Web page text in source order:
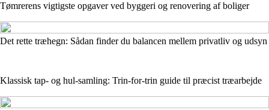
Tømrerens vigtigste opgaver ved byggeri og renovering af boliger
Klassisk tap- og hul-samling: Trin-for-trin guide til præcist træarbejde
Det rette træhegn: Sådan finder du balancen mellem privatliv og udsyn